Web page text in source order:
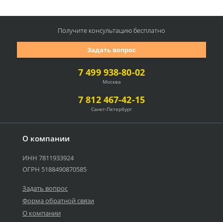
О компании
ИНН 7811933924
ОГРН 5188490870585
Задать вопрос
Форма обратной связи
О компании
7 499 938-80-02
Москва
7 812 467-42-15
Санкт-Петербург
Задать вопрос
Получите консультациюбесплатно